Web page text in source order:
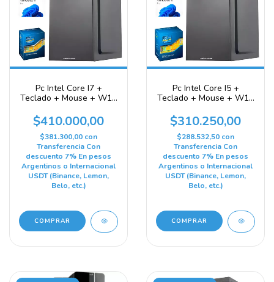
Pc Intel Core I7 +
Teclado + Mouse + W11
$410.000,00
$381.300,00 con
Transferencia Con
descuento 7% En pesos
Argentinos o Internacional
USDT (Binance, Lemon,
Belo, etc.)
COMPRAR
Pc Intel Core I5 +
Teclado + Mouse + W11
$310.250,00
$288.532,50 con
Transferencia Con
descuento 7% En pesos
Argentinos o Internacional
USDT (Binance, Lemon,
Belo, etc.)
COMPRAR